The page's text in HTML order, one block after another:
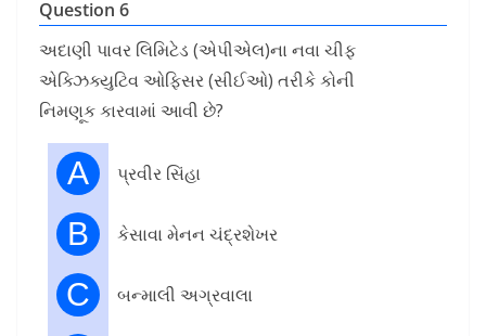
Question 6
અદાણી પાવર લિમિટેડ (એપીએલ)ના નવા ચીફ
એક્ઝિક્યુટિવ ઓફિસર (સીઈઓ) તરીકે કોની
નિમણૂક કારવામાં આવી છે?
A પ્રવીર સિંહા
B કેસાવા મેનન ચંદ્રશેખર
C બન્માલી અગ્રવાલા